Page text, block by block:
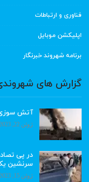
فناوری و ارتباطات
اپلیکشن موبایل
برنامه شهروند خبرنگار
گزارش های
آتش سوزی
ژوئن 22, 2023
در پی
سرنشین
ژوئن 15, 2023